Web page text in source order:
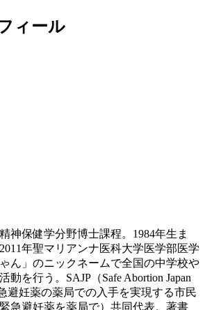
ィール
神保健学分野博士課程。1984年生ま
年聖マリアンナ医科大学医学部医学
ん」のニックネームで全国の中学校や
動を行う。SAJP（Safe Abortion Japan
避妊薬の薬局での入手を実現する市民
急避妊薬を薬局で）共同代表。著書